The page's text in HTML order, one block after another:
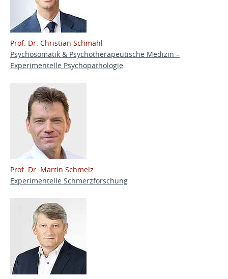
Prof. Dr. Christian Schmahl
Psychosomatik & Psychotherapeutische Medizin –
Experimentelle Psychopathologie
Prof. Dr. Martin Schmelz
Experimentelle Schmerzforschung